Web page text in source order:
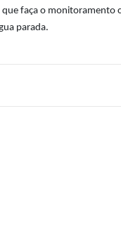
faça o monitoramento
parada.